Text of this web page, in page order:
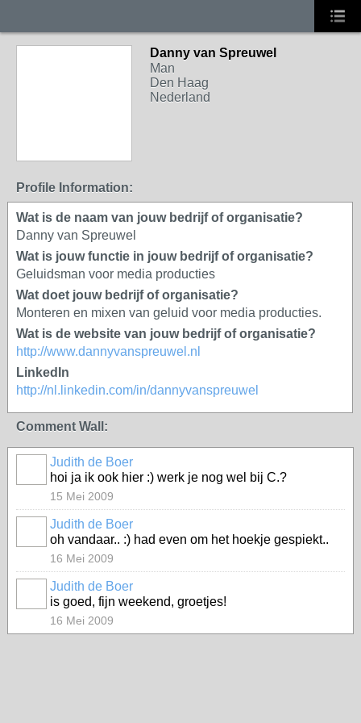
Danny van Spreuwel
Man
Den Haag
Nederland
Profile Information:
Wat is de naam van jouw bedrijf of organisatie?
Danny van Spreuwel
Wat is jouw functie in jouw bedrijf of organisatie?
Geluidsman voor media producties
Wat doet jouw bedrijf of organisatie?
Monteren en mixen van geluid voor media producties.
Wat is de website van jouw bedrijf of organisatie?
http://www.dannyvanspreuwel.nl
LinkedIn
http://nl.linkedin.com/in/dannyvanspreuwel
Comment Wall:
Judith de Boer
hoi ja ik ook hier :) werk je nog wel bij C.?
15 Mei 2009
Judith de Boer
oh vandaar.. :) had even om het hoekje gespiekt..
16 Mei 2009
Judith de Boer
is goed, fijn weekend, groetjes!
16 Mei 2009